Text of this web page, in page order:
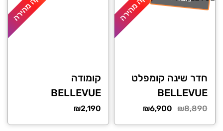
חדר שינה קומפלט
BELLEVUE
₪8,890
המחיר
₪6,900
המחיר
קומודה
BELLEVUE
₪2,190